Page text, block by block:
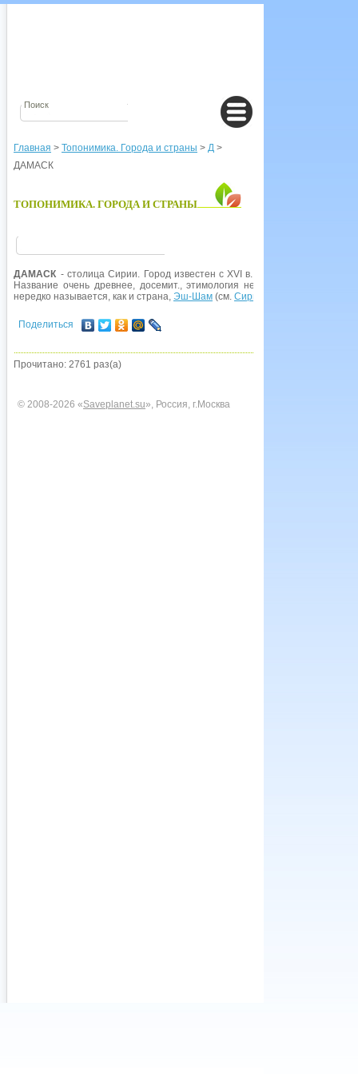
Главная > Топонимика. Города и страны > Д >
ДАМАСК
ТОПОНИМИКА. ГОРОДА И СТРАНЫ
ДАМАСК - столица Сирии. Город известен с XVI в. до н. э. В др.-егип.
Название очень древнее, досемит., этимология неясна. Совр. араб,
нередко называется, как и страна, Эш-Шам (см. Сирия
Поделиться
Прочитано: 2761 раз(а)
© 2008-2026 «Saveplanet.su», Россия, г.Москва